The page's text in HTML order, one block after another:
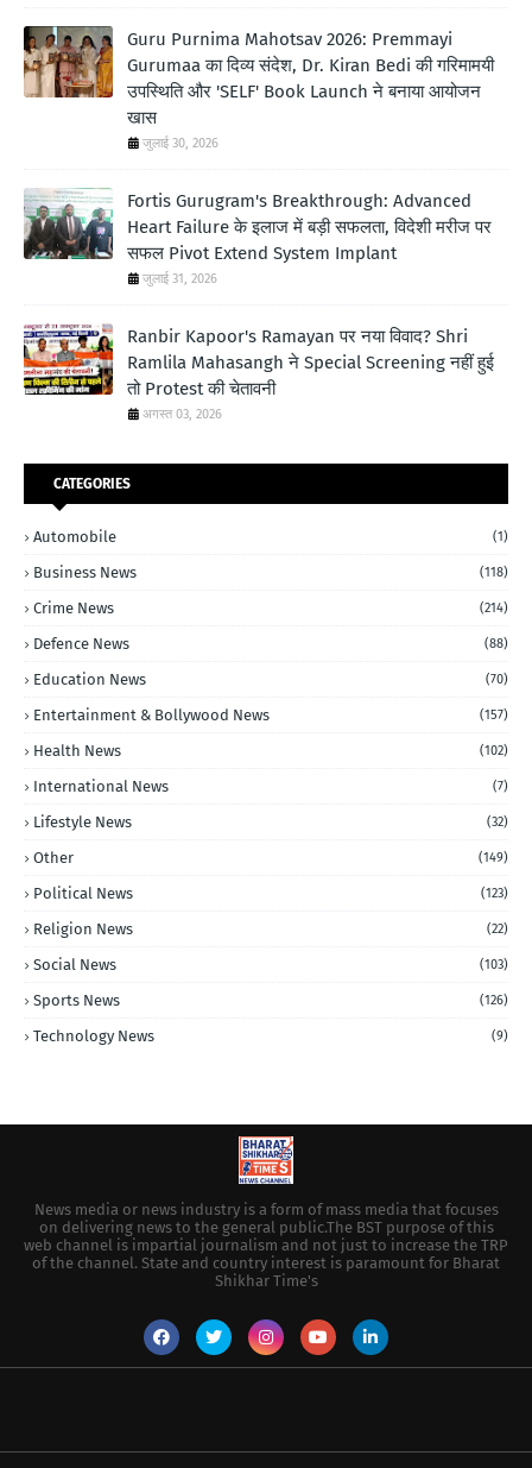
Guru Purnima Mahotsav 2026: Premmayi
Gurumaa का दिव्य संदेश, Dr. Kiran Bedi की गरिमामयी
उपस्थिति और 'SELF' Book Launch ने बनाया आयोजन
खास
जुलाई 30, 2026
Fortis Gurugram's Breakthrough: Advanced
Heart Failure के इलाज में बड़ी सफलता, विदेशी मरीज पर
सफल Pivot Extend System Implant
जुलाई 31, 2026
Ranbir Kapoor's Ramayan पर नया विवाद? Shri
Ramlila Mahasangh ने Special Screening नहीं हुई
तो Protest की चेतावनी
अगस्त 03, 2026
CATEGORIES
Automobile (1)
Business News (118)
Crime News (214)
Defence News (88)
Education News (70)
Entertainment & Bollywood News (157)
Health News (102)
International News (7)
Lifestyle News (32)
Other (149)
Political News (123)
Religion News (22)
Social News (103)
Sports News (126)
Technology News (9)
News media or news industry is a form of mass media that focuses
on delivering news to the general public.The BST purpose of this
web channel is impartial journalism and not just to increase the TRP
of the channel. State and country interest is paramount for Bharat
Shikhar Time's